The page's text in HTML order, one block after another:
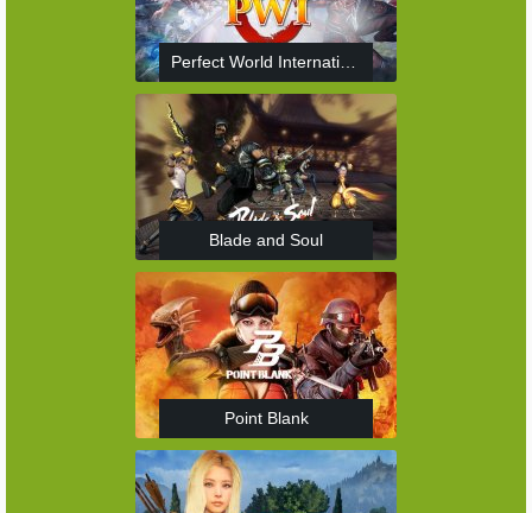
Perfect World International
Blade and Soul
Point Blank